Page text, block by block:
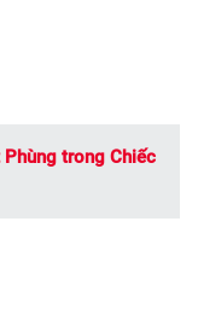
Phùng trong Chiếc